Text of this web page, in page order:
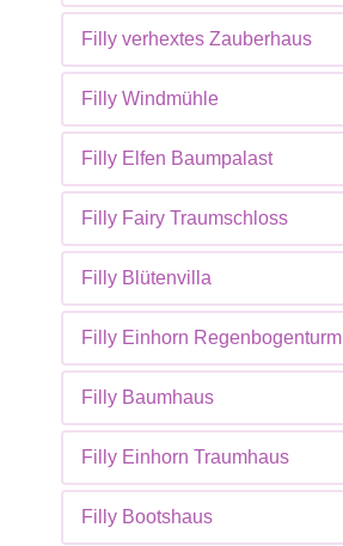
Filly verhextes Zauberhaus
Filly Windmühle
Filly Elfen Baumpalast
Filly Fairy Traumschloss
Filly Blütenvilla
Filly Einhorn Regenbogenturm
Filly Baumhaus
Filly Einhorn Traumhaus
Filly Bootshaus